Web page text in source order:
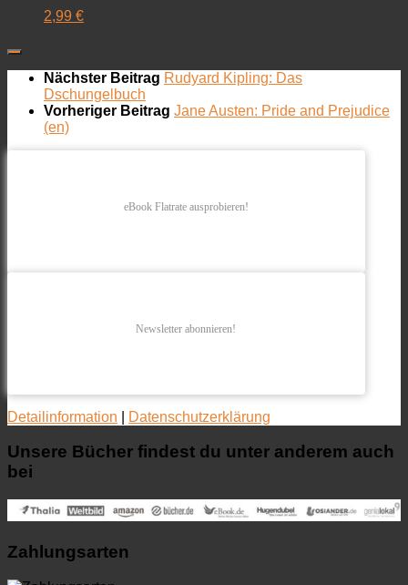
2,99 €
Nächster Beitrag Rudyard Kipling: Das
Dschungelbuch
Vorheriger Beitrag Jane Austen: Pride and Prejudice
(en)
eBook Flatrate ausprobieren!
Newsletter abonnieren!
Detailinformation Datenschutzerklärung
Unsere Bücher findest du unter anderem auch
bei
Zahlungsarten